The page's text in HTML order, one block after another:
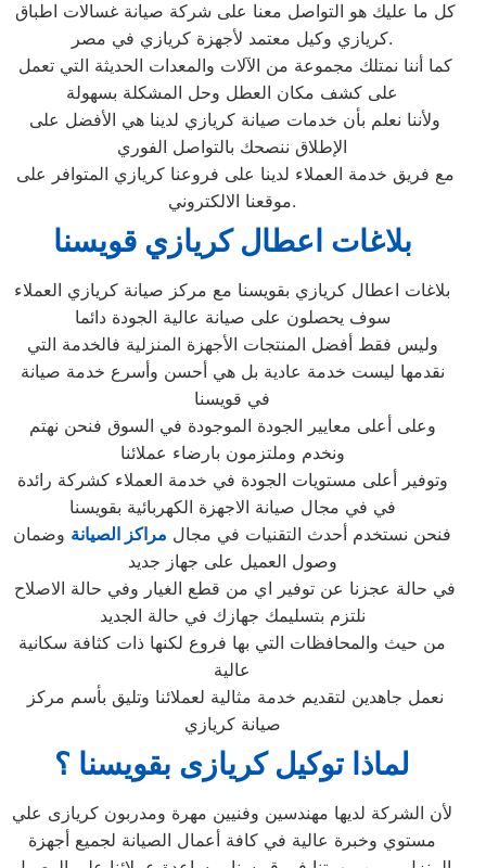
كريازي وكيل معتمد لأجهزة كريازي في مصر.
على كشف مكان العطل وحل المشكلة بسهولة
الإطلاق ننصحك بالتواصل الفوري
موقعنا الالكتروني.
بلاغات اعطال كريازي قويسنا
بلاغات اعطال كريازي بقويسنا مع مركز صيانة كريازي العملاء
سوف يحصلون على صيانة عالية الجودة دائما
وليس فقط أفضل المنتجات الأجهزة المنزلية فالخدمة التي
نقدمها ليست خدمة عادية بل هي أحسن وأسرع خدمة صيانة
في قويسنا
وعلى أعلى معايير الجودة الموجودة في السوق فنحن نهتم
ونخدم وملتزمون بارضاء عملائنا
وتوفير أعلى مستويات الجودة في خدمة العملاء كشركة رائدة
في في مجال صيانة الاجهزة الكهربائية بقويسنا
فنحن نستخدم أحدث التقنيات في مجال مراكز الصيانة وضمان
وصول العميل على جهاز جديد
نلتزم بتسليمك جهازك في حالة الجديد
من حيث والمحافظات التي بها فروع لكنها ذات كثافة سكانية
عالية
صيانة كريازي
لماذا توكيل كريازى بقويسنا ؟
لأن الشركة لديها مهندسين وفنيين مهرة ومدربون كريازى علي
مستوي وخبرة عالية في كافة أعمال الصيانة لجميع أجهزة